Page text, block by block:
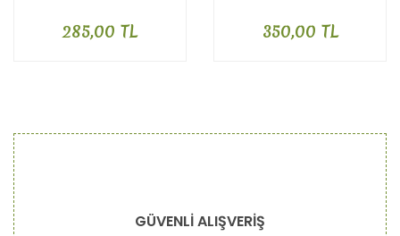
285,00 TL 350,00 TL
GÜVENLİ ALIŞVERİŞ